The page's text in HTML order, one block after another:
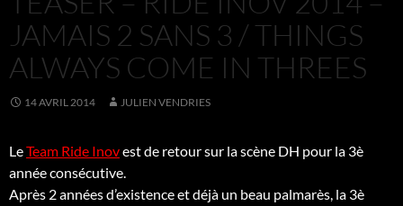
JAMAIS 2 SANS 3 / THINGS
ALWAYS COME IN THREES
14 AVRIL 2014 JULIEN VENDRIES
LeTeam Ride Inovest de retour sur la scène DH pour la 3è
année consécutive.
Après 2 années d’existence et déjà un beau palmarès, la 3è